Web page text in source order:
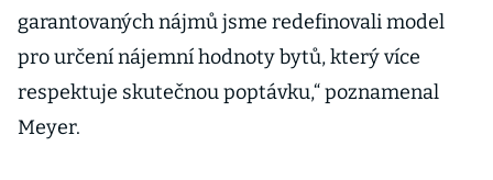
garantovaných nájmů jsme redefinovali model
pro určení nájemní hodnoty bytů, který více
respektuje skutečnou poptávku,“ poznamenal
Meyer.